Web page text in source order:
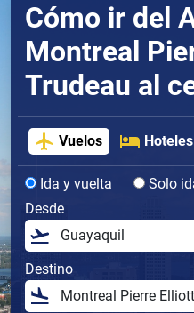
Cómo ir del
Montreal
Trudeau al
Vuelos Hoteles
Ida y vuelta Solo
Desde
Destino